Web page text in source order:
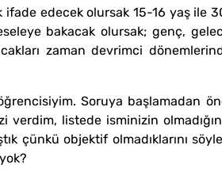
edecek olursak 15-16 yaş ile
bakacak olursak; genç,
zaman devrimci
Soruya başlamadan
listede isminizin
çünkü objektif olmadıklarını